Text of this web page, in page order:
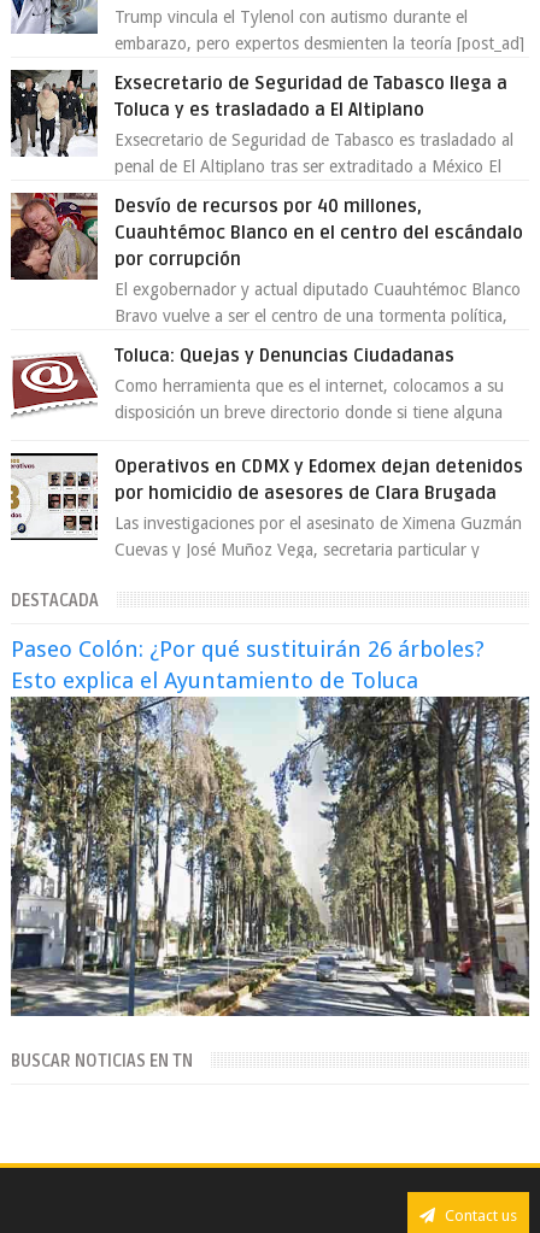
Trump vincula el Tylenol con autismo durante el
embarazo, pero expertos desmienten la teoría [post_ad]
Exsecretario de Seguridad de Tabasco llega a
Toluca y es trasladado a El Altiplano
Exsecretario de Seguridad de Tabasco es trasladado al
penal de El Altiplano tras ser extraditado a México El
exsecretario de Seguridad Públi...
Desvío de recursos por 40 millones,
Cuauhtémoc Blanco en el centro del escándalo
por corrupción
El exgobernador y actual diputado Cuauhtémoc Blanco
Bravo vuelve a ser el centro de una tormenta política,
Toluca: Quejas y Denuncias Ciudadanas
Como herramienta que es el internet, colocamos a su
disposición un breve directorio donde si tiene alguna
Operativos en CDMX y Edomex dejan detenidos
por homicidio de asesores de Clara Brugada
Las investigaciones por el asesinato de Ximena Guzmán
Cuevas y José Muñoz Vega, secretaria particular y
DESTACADA
Paseo Colón: ¿Por qué sustituirán 26 árboles?
Esto explica el Ayuntamiento de Toluca
BUSCAR NOTICIAS EN TN
Contact us